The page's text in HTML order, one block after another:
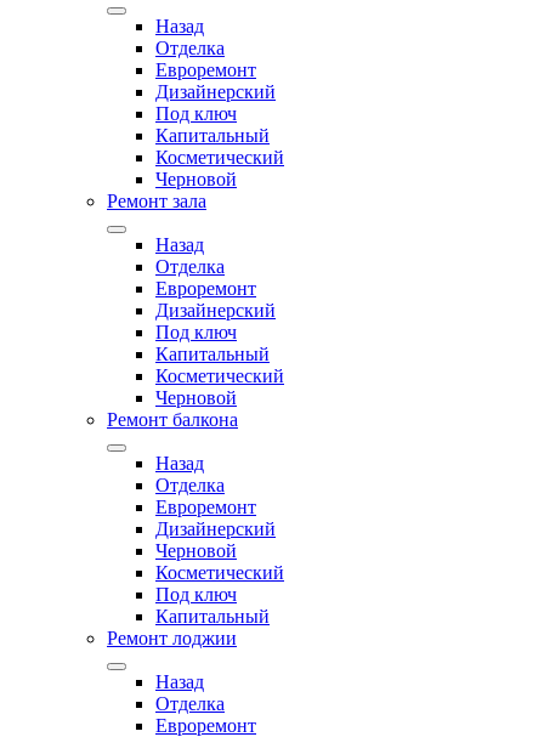
Назад
Отделка
Евроремонт
Дизайнерский
Под ключ
Капитальный
Косметический
Черновой
Ремонт зала
Назад
Отделка
Евроремонт
Дизайнерский
Под ключ
Капитальный
Косметический
Черновой
Ремонт балкона
Назад
Отделка
Евроремонт
Дизайнерский
Черновой
Косметический
Под ключ
Капитальный
Ремонт лоджии
Назад
Отделка
Евроремонт